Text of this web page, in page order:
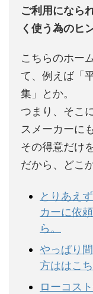
ご利用になら
く使う為のヒ
こちらのホー
て、例えば「
集」とか。
つまり、そこ
スメーカーに
その得意だけ
だから、どこ
とりあえ
カーに依
ら。
やっぱり
方ははこ
ローコス